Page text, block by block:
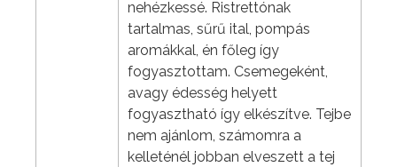
nehézkessé. Ristrettónak
tartalmas, sűrű ital, pompás
aromákkal, én főleg így
fogyasztottam. Csemegeként,
avagy édesség helyett
fogyasztható így elkészítve. Tejbe
nem ajánlom, számomra a
kelleténél jobban elveszett a tej